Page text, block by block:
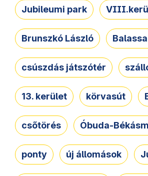
Jubileumi park
Brunszkó László
csúszdás játszótér
13. kerület körvasút
csőtörés Óbuda-
ponty új állomások